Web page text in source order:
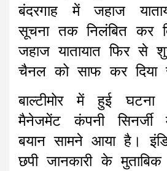
बंदरगाह में जहाज
सूचना तक निलंबित कर
जहाज यातायात फिर से
चैनल को साफ कर दिया
बाल्टीमोर में हुई
मैनेजमेंट कंपनी
बयान सामने आया है।
छपी जानकारी के